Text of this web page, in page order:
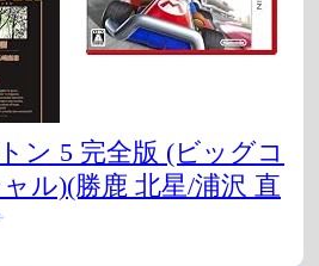
ン 5 完全版 (ビッグコ
ル)(勝鹿 北星/浦沢 直